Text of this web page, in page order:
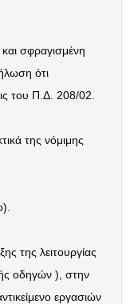
σφραγισμένη
ότι
του Π.Δ. 208/02.
της νόμιμης
της λειτουργίας
οδηγών ), στην
εργασιών